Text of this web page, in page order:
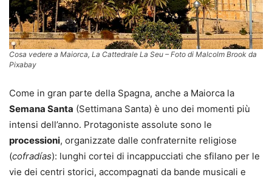
Cosa vedere a Maiorca, La Cattedrale La Seu – Foto di Malcolm Brook da
Pixabay
Come in gran parte della Spagna, anche a Maiorca la
Semana Santa (Settimana Santa) è uno dei momenti più
intensi dell’anno. Protagoniste assolute sono le
processioni, organizzate dalle confraternite religiose
(cofradías): lunghi cortei di incappucciati che sfilano per le
vie dei centri storici, accompagnati da bande musicali e